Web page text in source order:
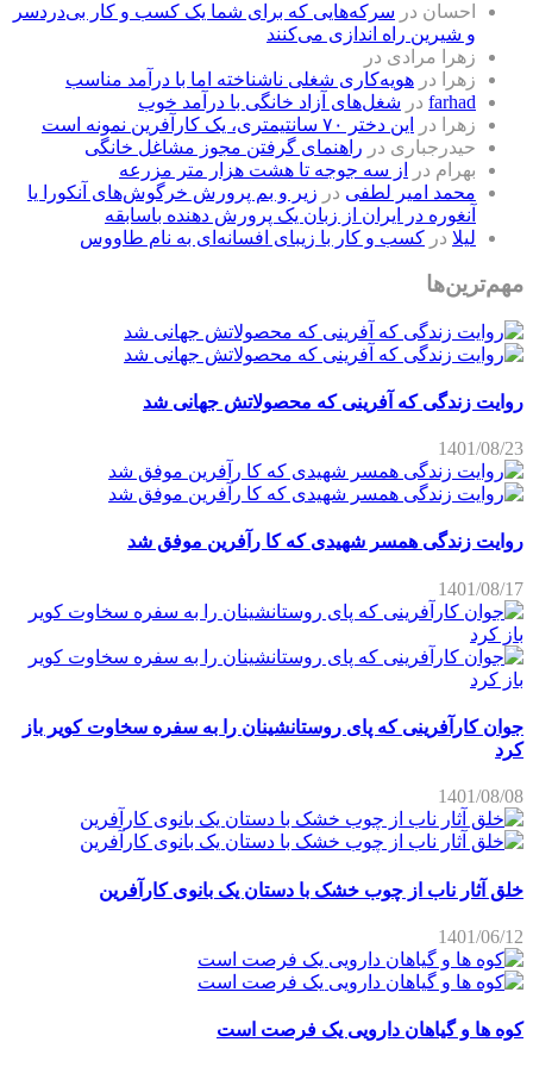
احسان در سرکه‌هایی که برای شما یک کسب و کار بی‌دردسر
و شیرین راه اندازی می‌کنند
زهرا مرادی در
زهرا
در هویه‌کاری شغلی ناشناخته اما با درآمد مناسب
farhad در شغل‌های آزاد خانگی با درآمد خوب
زهرا
در
این دختر ۷۰ سانتیمتری، یک کارآفرین نمونه است
حیدرجباری در راهنمای گرفتن مجوز مشاغل خانگی
بهرام در
از سه جوجه تا هشت هزار متر مزرعه
محمد امیر لطفی در زیر و بم پرورش خرگوش‌های آنکورا یا
آنغوره در ایران از زبان یک پرورش دهنده باسابقه
لیلا در کسب و کار با زیبای افسانه‌ای به نام طاووس
مهم‌ترین‌ها
روایت زندگی که آفرینی که محصولاتش جهانی شد
1401/08/23
روایت زندگی همسر شهیدی که کا رآفرین موفق شد
1401/08/17
جوان کارآفرینی که پای روستانشینان را به سفره سخاوت کویر باز
کرد
1401/08/08
خلق آثار ناب از چوب خشک با دستان یک بانوی کارآفرین
1401/06/12
کوه ها و گیاهان دارویی یک فرصت است